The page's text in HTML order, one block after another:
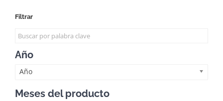
Filtrar
Año
Año
Meses del producto